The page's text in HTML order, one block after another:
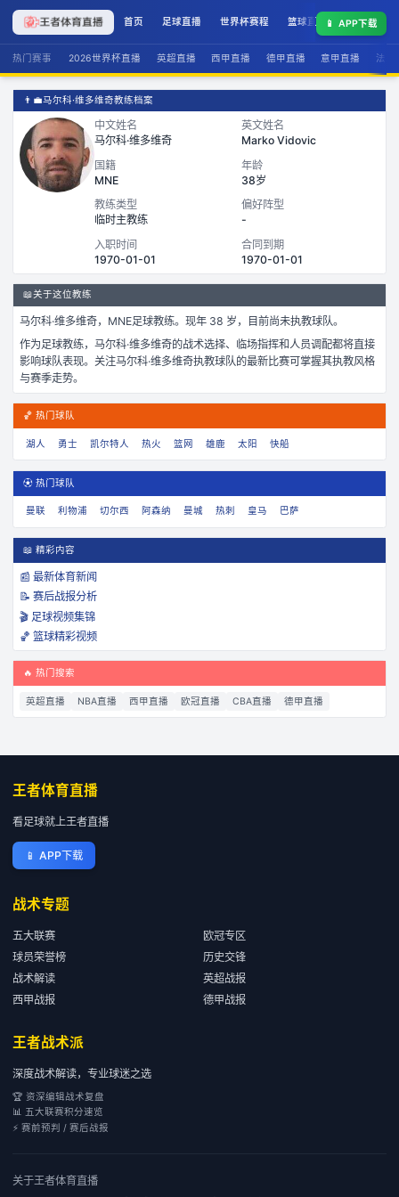
首页 足球直播 世界杯赛程 篮球直播 联赛积分
📱 APP下载
热门赛事 2026世界杯直播 英超直播 西甲直播 德甲直播 意甲直播 法甲
👨‍💼马尔科·维多维奇教练档案
中文姓名
马尔科·维多维奇
英文姓名
Marko Vidovic
国籍
MNE
年龄
38岁
教练类型
临时主教练
偏好阵型
-
入职时间
1970-01-01
合同到期
1970-01-01
📖关于这位教练
马尔科·维多维奇， MNE足球教练。 现年 38 岁，
目前尚未执教球队。
作为足球教练， 马尔科·维多维奇的战术选择、临场指挥和人员调配都将直接
影响球队表现。关注马尔科·维多维奇执教球队的最新比赛可掌握其执教风格
与赛季走势。
🏀 热门球队
湖人 勇士 凯尔特人 热火 篮网 雄鹿 太阳 快船
⚽ 热门球队
曼联 利物浦 切尔西 阿森纳 曼城 热刺 皇马 巴萨
📖 精彩内容
📰 最新体育新闻
📝 赛后战报分析
🎬 足球视频集锦
🏀 篮球精彩视频
🔥 热门搜索
英超直播 NBA直播 西甲直播 欧冠直播 CBA直播 德甲直播
王者体育直播
看足球就上王者直播
📱 APP下载
战术专题
五大联赛
欧冠专区
球员荣誉榜
历史交锋
战术解读
英超战报
西甲战报
德甲战报
王者战术派
深度战术解读，专业球迷之选
🏆 资深编辑战术复盘
📊 五大联赛积分速览
⚡ 赛前预判 / 赛后战报
关于王者体育直播